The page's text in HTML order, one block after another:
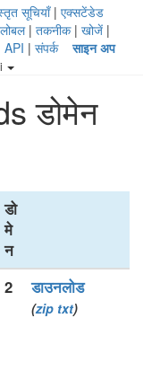
सूचियाँ| एक्सटेंडेड
| तकनीक| खोजें |
API | संपर्क
साइन अप
डोमेन
डो
मे
न
2 डाउनलोड
(zip txt)